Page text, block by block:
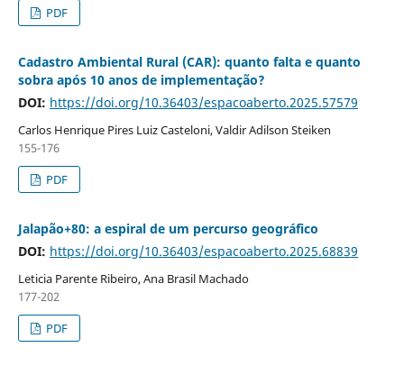
PDF
Cadastro Ambiental Rural (CAR): quanto falta e quanto
sobra após 10 anos de implementação?
DOI: https://doi.org/10.36403/espacoaberto.2025.57579
Carlos Henrique Pires Luiz Casteloni, Valdir Adilson Steiken
155-176
PDF
Jalapão+80: a espiral de um percurso geográfico
DOI: https://doi.org/10.36403/espacoaberto.2025.68839
Leticia Parente Ribeiro, Ana Brasil Machado
177-202
PDF